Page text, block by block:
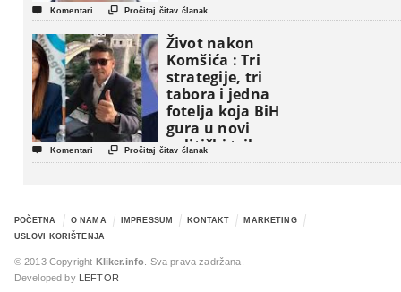
 Komentari  Pročitaj čitav članak
Život nakon
Komšića : Tri
strategije, tri
tabora i jedna
fotelja koja BiH
gura u novi
politički triler
 Komentari  Pročitaj čitav članak
POČETNA O NAMA IMPRESSUM KONTAKT
MARKETING
USLOVI KORIŠTENJA
© 2013 Copyright Kliker.info . Sva prava zadržana.
Developed by
LEFTOR